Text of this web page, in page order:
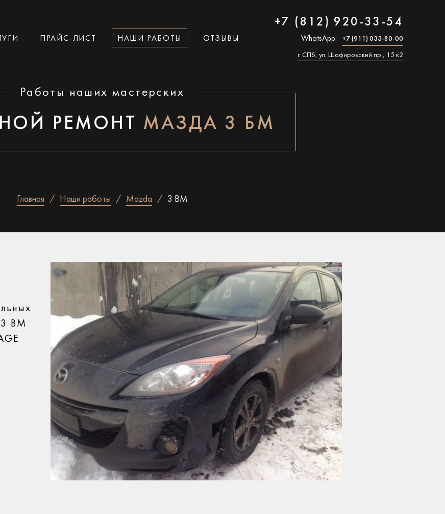
ПРАЙС-ЛИСТ НАШИ РАБОТЫ ОТЗЫВЫ
+7 (812) 920-33-54
WhatsApp: +7 (911) 033-80-00
г. СПб, ул. Шафировский пр., 15 к2
Работы наших мастерских
РЕМОНТ МАЗДА 3 БМ
Главная Наши работы Mazda 3 BM
BM